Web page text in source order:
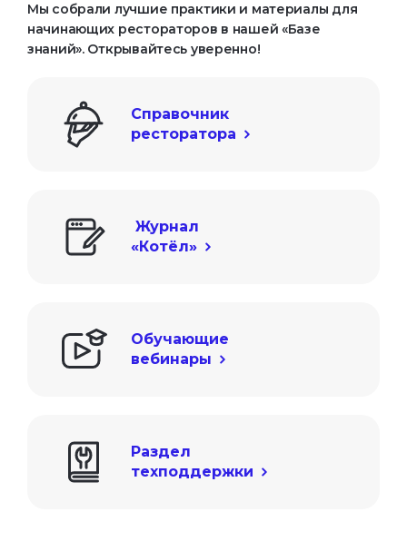
Мы собрали лучшие практики и материалы для
начинающих рестораторов в нашей «Базе
знаний». Открывайтесь уверенно!
Справочник
ресторатора
«Котёл»
Обучающие
вебинары
Раздел
техподдержки